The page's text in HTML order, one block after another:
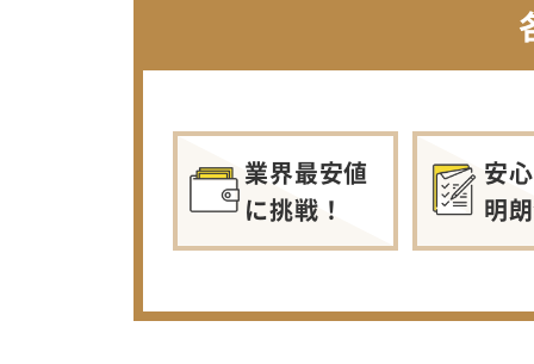
業界最安値
に挑戦！
安
明